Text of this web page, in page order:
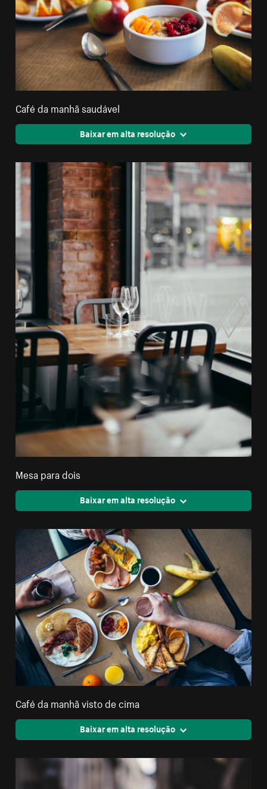
Café da manhã saudável
Baixar em alta resolução
Mesa para dois
Baixar em alta resolução
Café da manhã visto de cima
Baixar em alta resolução